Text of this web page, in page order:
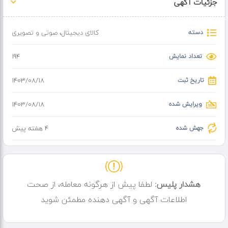
دسته کالای دیجیتال،صوتی و تصویری
تعداد نمایش 194
تاریخ ثبت ۱۴۰۳/۰۸/۱۸
ویرایش شده ۱۴۰۳/۰۸/۱۸
جهش شده 4 هفته پیش
هشدار پلیس: لطفا پیش از هرگونه معامله، از صحت
اطلاعات آگهی و آگهی دهنده مطمئن شوید